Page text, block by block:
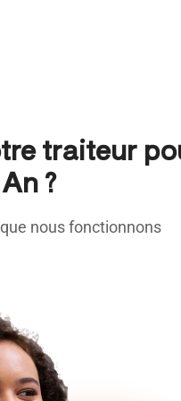
traiteur
?
nous fonctionnons